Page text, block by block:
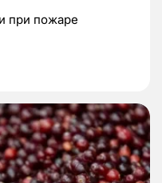
при пожаре